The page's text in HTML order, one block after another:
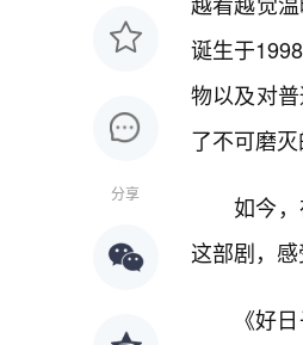
分享
诞生于
物以及对
了不可磨灭
如今
这部剧，感
《好